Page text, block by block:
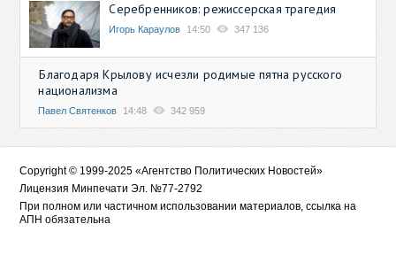
Серебренников: режиссерская трагедия
Игорь Караулов 14:50 347 136
Благодаря Крылову исчезли родимые пятна русского
национализма
Павел Святенков 14:48 342 959
Copyright © 1999-2025 «Агентство Политических Новостей»
Лицензия Минпечати Эл. №77-2792
При полном или частичном использовании материалов, ссылка на
АПН обязательна